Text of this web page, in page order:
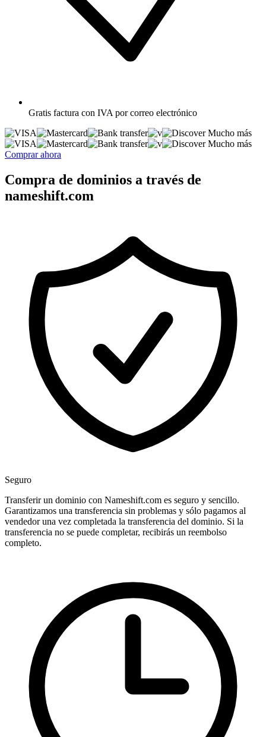
Gratis factura con IVA por correo electrónico
Mucho más
Mucho más
Comprar ahora
Compra de dominios a través de
nameshift.com
Seguro
Transferir un dominio con Nameshift.com es seguro y sencillo.
Garantizamos una transferencia sin problemas y sólo pagamos al
vendedor una vez completada la transferencia del dominio. Si la
transferencia no se puede completar, recibirás un reembolso
completo.